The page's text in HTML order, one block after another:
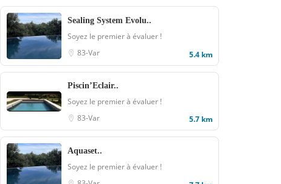
Sealing System Evolu..
Soyez le premier à évaluer !
83-Var
5.4 km
Piscin’Eclair..
Soyez le premier à évaluer !
83-Var
5.7 km
Aquaset..
Soyez le premier à évaluer !